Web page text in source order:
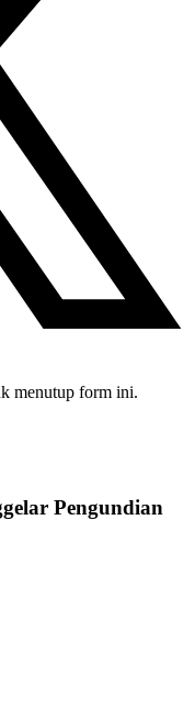
menutup form ini.
Pengundian